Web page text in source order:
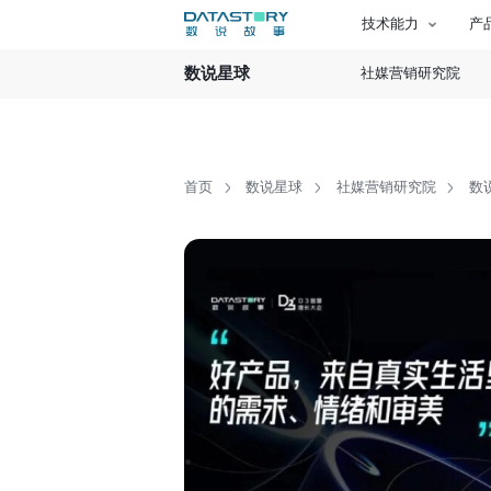
技术能力 产
数说星球 社媒营销研究院
首页 数说星球 社媒营销研究院 数